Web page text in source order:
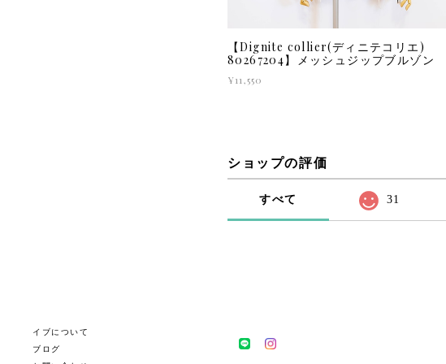
イブについて
ブログ
【Dignite collier(ディニテコリエ)
80267204】メッシュジップブルゾン
¥11,550
ショップの評価
すべて 31